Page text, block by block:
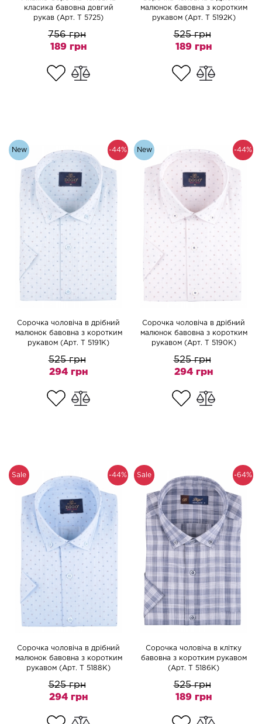
класика бавовна довгий
рукав (Арт. T 5725)
756 грн
189 грн
малюнок бавовна з коротким
рукавом (Арт. T 5192K)
525 грн
189 грн
-44%
New
Сорочка чоловіча в дрібний
малюнок бавовна з коротким
рукавом (Арт. T 5191K)
525 грн
294 грн
-44%
New
Сорочка чоловіча в дрібний
малюнок бавовна з коротким
рукавом (Арт. T 5190K)
525 грн
294 грн
-44%
Sale
Сорочка чоловіча в дрібний
малюнок бавовна з коротким
рукавом (Арт. T 5188K)
525 грн
294 грн
-64%
Sale
Сорочка чоловіча в клітку
бавовна з коротким рукавом
(Арт. T 5186K)
525 грн
189 грн